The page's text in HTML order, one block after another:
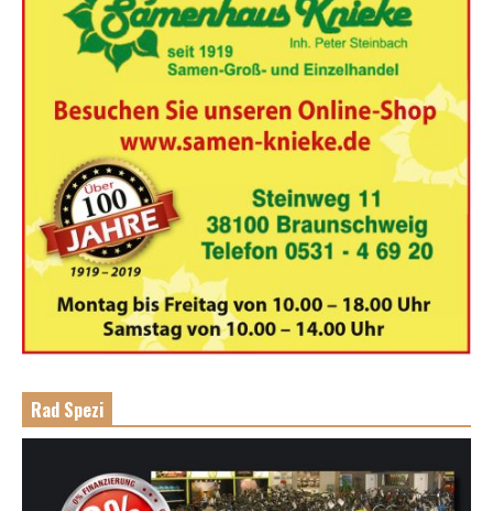
Rad Spezi